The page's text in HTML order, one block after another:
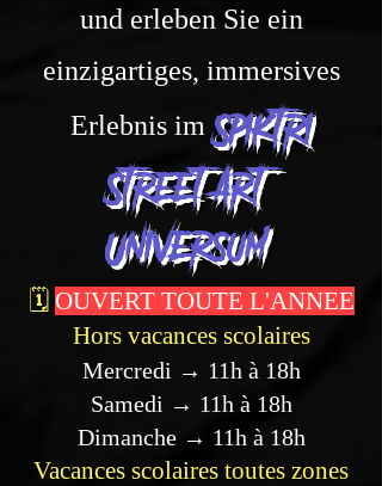
und erleben Sie ein
einzigartiges, immersives
Erlebnis im Spiktri
Street Art-
Universum.
🗓️ OUVERT TOUTE L'ANNEE
Hors vacances scolaires
Mercredi → 11h à 18h
Samedi → 11h à 18h
Dimanche → 11h à 18h
Vacances scolaires toutes zones